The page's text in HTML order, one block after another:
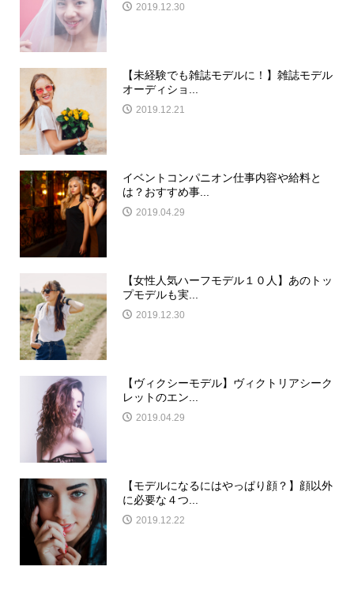
2019.12.30
【未経験でも雑誌モデルに！】雑誌モデル
オーディショ...
2019.12.21
イベントコンパニオン仕事内容や給料と
は？おすすめ事...
2019.04.29
【女性人気ハーフモデル１０人】あのトッ
プモデルも実...
2019.12.30
【ヴィクシーモデル】ヴィクトリアシーク
レットのエン...
2019.04.29
【モデルになるにはやっぱり顔？】顔以外
に必要な４つ...
2019.12.22